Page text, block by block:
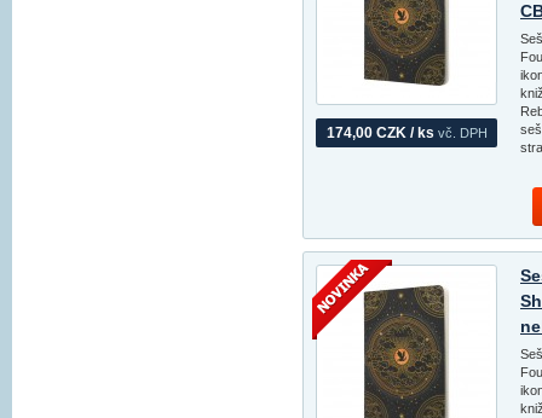
174,00 CZK / ks vč. DPH